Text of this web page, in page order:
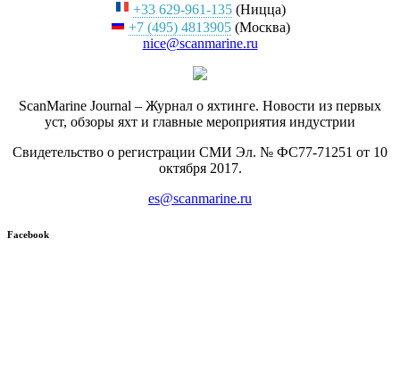
+33 629-961-135(Ницца)
+7 (495) 4813905(Москва)
nice@scanmarine.ru
ScanMarine Journal – Журнал о яхтинге. Новости из первых
уст, обзоры яхт и главные мероприятия индустрии
Свидетельство о регистрации СМИ Эл. № ФС77-71251 от 10
октября 2017.
es@scanmarine.ru
Facebook